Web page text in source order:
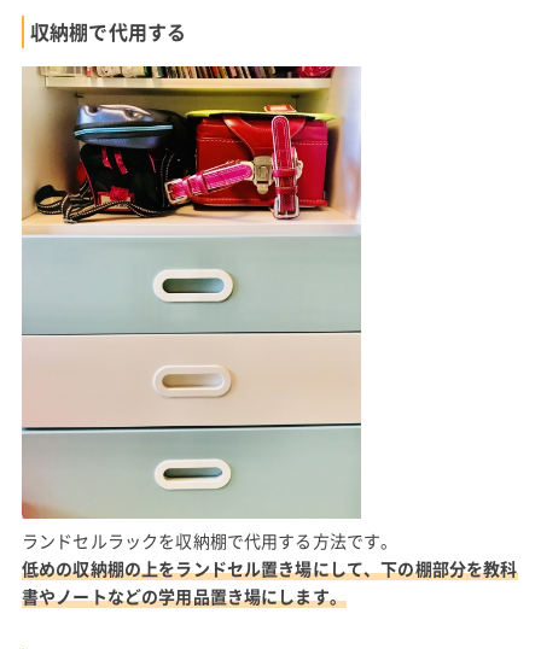
収納棚で代用する
ランドセルラックを収納棚で代用する方法です。
低めの収納棚の上をランドセル置き場にして、下の棚部分を教科
書やノートなどの学用品置き場にします。